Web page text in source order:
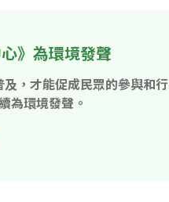
》為環境發聲
，才能促成民眾的參與和行
為環境發聲。